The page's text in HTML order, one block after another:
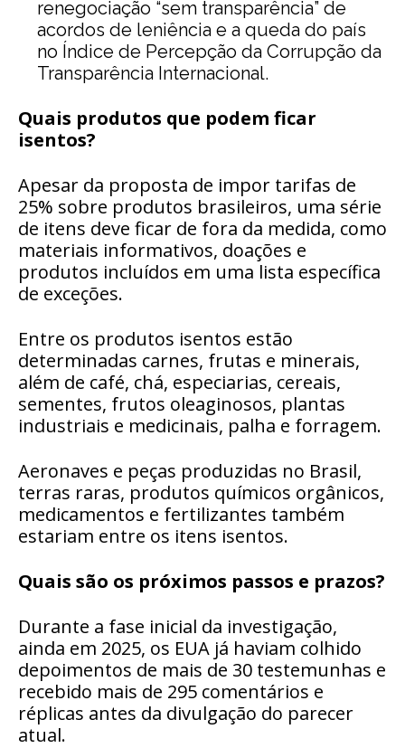
renegociação “sem transparência” de
acordos de leniência e a queda do país
no Índice de Percepção da Corrupção da
Transparência Internacional.
Quais produtos que podem ficar
isentos?
Apesar da proposta de impor tarifas de
25% sobre produtos brasileiros, uma série
de itens deve ficar de fora da medida, como
materiais informativos, doações e
produtos incluídos em uma lista específica
de exceções.
Entre os produtos isentos estão
determinadas carnes, frutas e minerais,
além de café, chá, especiarias, cereais,
sementes, frutos oleaginosos, plantas
industriais e medicinais, palha e forragem.
Aeronaves e peças produzidas no Brasil,
terras raras, produtos químicos orgânicos,
medicamentos e fertilizantes também
estariam entre os itens isentos.
Quais são os próximos passos e prazos?
Durante a fase inicial da investigação,
ainda em 2025, os EUA já haviam colhido
depoimentos de mais de 30 testemunhas e
recebido mais de 295 comentários e
réplicas antes da divulgação do parecer
atual.